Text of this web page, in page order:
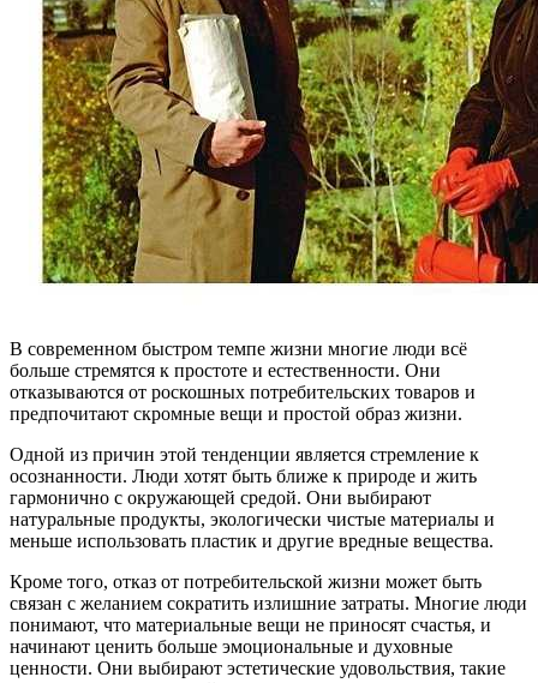
В современном быстром темпе жизни многие люди всё
больше стремятся к простоте и естественности. Они
отказываются от роскошных потребительских товаров и
предпочитают скромные вещи и простой образ жизни.
Одной из причин этой тенденции является стремление к
осознанности. Люди хотят быть ближе к природе и жить
гармонично с окружающей средой. Они выбирают
натуральные продукты, экологически чистые материалы и
меньше использовать пластик и другие вредные вещества.
Кроме того, отказ от потребительской жизни может быть
связан с желанием сократить излишние затраты. Многие люди
понимают, что материальные вещи не приносят счастья, и
начинают ценить больше эмоциональные и духовные
ценности. Они выбирают эстетические удовольствия, такие